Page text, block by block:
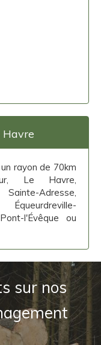
Havre
rayon de 70km
Le Havre,
Adresse,
l'Évêque ou
sur nos